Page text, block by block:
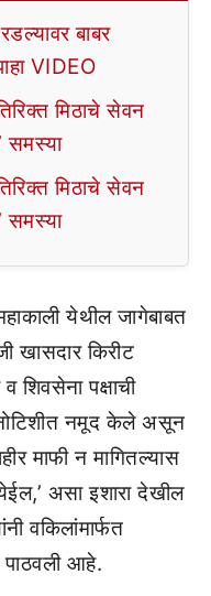
बाबर
VIDEO
मिठाचे सेवन
समस्या
मिठाचे सेवन
समस्या
येथील जागेबाबत
खासदार किरीट
शिवसेना पक्षाची
नमूद केले असून
माफी न मागितल्यास
असा इशारा देखील
वकिलांमार्फत
पाठवली आहे.